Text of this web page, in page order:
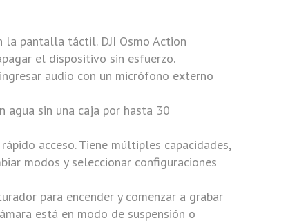
la pantalla táctil. DJI Osmo Action
el dispositivo sin esfuerzo.
audio con un micrófono externo
agua sin una caja por hasta 30
acceso. Tiene múltiples capacidades,
modos y seleccionar configuraciones
para encender y comenzar a grabar
está en modo de suspensión o